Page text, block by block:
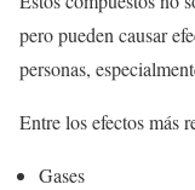
pero pueden causar
personas,
Entre los efectos más
Gases